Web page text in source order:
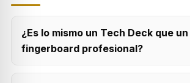
¿Es lo mismo un Tech Deck que un
fingerboard profesional?